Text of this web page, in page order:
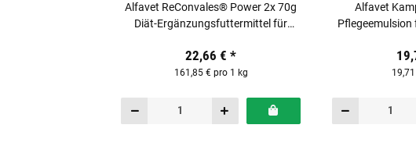
Alfavet ReConvales® Power 2x 70g
Diät-Ergänzungsfuttermittel für
22,66 €*
161,85 € pro 1 kg
Alfavet
Pflegeemulsion
19,71